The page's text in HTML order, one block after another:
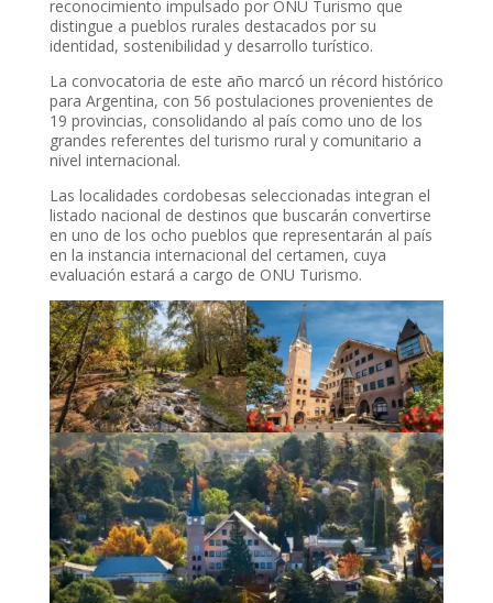
reconocimiento impulsado por ONU Turismo que
distingue a pueblos rurales destacados por su
identidad, sostenibilidad y desarrollo turístico.
La convocatoria de este año marcó un récord histórico
para Argentina, con 56 postulaciones provenientes de
19 provincias, consolidando al país como uno de los
grandes referentes del turismo rural y comunitario a
nivel internacional.
Las localidades cordobesas seleccionadas integran el
listado nacional de destinos que buscarán convertirse
en uno de los ocho pueblos que representarán al país
en la instancia internacional del certamen, cuya
evaluación estará a cargo de ONU Turismo.